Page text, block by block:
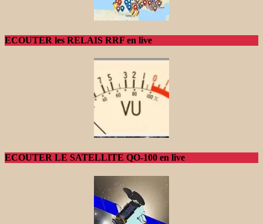
ECOUTER les RELAIS RRF en live
ECOUTER LE SATELLITE QO-100 en live